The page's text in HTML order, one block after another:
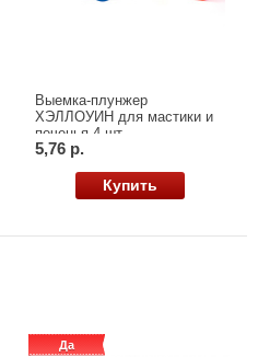
Выемка-плунжер
ХЭЛЛОУИН для мастики и
печенья 4 шт.
5,76 р.
Купить
Да
Да